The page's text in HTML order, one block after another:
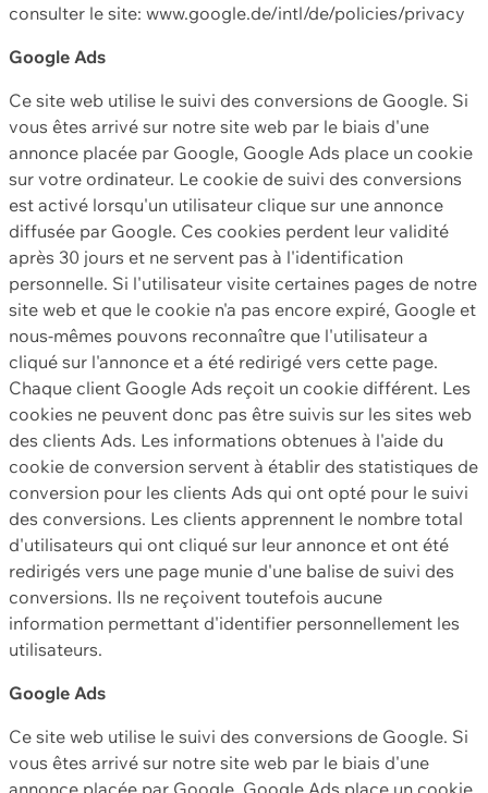
consulter le site: www.google.de/intl/de/policies/privacy
Google Ads
Ce site web utilise le suivi des conversions de Google. Si
vous êtes arrivé sur notre site web par le biais d'une
annonce placée par Google, Google Ads place un cookie
sur votre ordinateur. Le cookie de suivi des conversions
est activé lorsqu'un utilisateur clique sur une annonce
diffusée par Google. Ces cookies perdent leur validité
après 30 jours et ne servent pas à l'identification
personnelle. Si l'utilisateur visite certaines pages de notre
site web et que le cookie n'a pas encore expiré, Google et
nous-mêmes pouvons reconnaître que l'utilisateur a
cliqué sur l'annonce et a été redirigé vers cette page.
Chaque client Google Ads reçoit un cookie différent. Les
cookies ne peuvent donc pas être suivis sur les sites web
des clients Ads. Les informations obtenues à l'aide du
cookie de conversion servent à établir des statistiques de
conversion pour les clients Ads qui ont opté pour le suivi
des conversions. Les clients apprennent le nombre total
d'utilisateurs qui ont cliqué sur leur annonce et ont été
redirigés vers une page munie d'une balise de suivi des
conversions. Ils ne reçoivent toutefois aucune
information permettant d'identifier personnellement les
utilisateurs.
Google Ads
Ce site web utilise le suivi des conversions de Google. Si
vous êtes arrivé sur notre site web par le biais d'une